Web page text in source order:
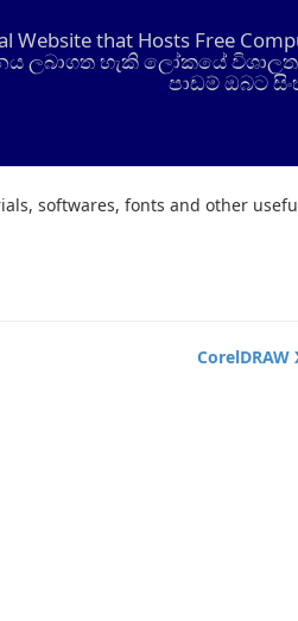
Website that Hosts Free
ලබාගත හැකි ලෝකයේ
පාඩම් ඔබට
softwares, fonts and other